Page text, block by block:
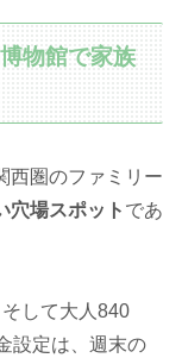
物館で家族
西圏のファミリー
穴場スポット であ
して大人840
設定は、週末の